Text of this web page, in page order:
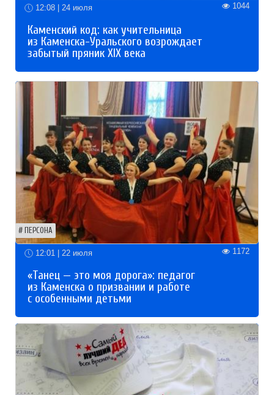
12:08 | 24 июля 1044
Каменский код: как учительница
из Каменска-Уральского возрождает
забытый пряник XIX века
ПЕРСОНА
12:01 | 22 июля 1172
«Танец — это моя дорога»: педагог
из Каменска о призвании и работе
с особенными детьми